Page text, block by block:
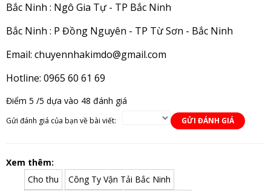
Bắc Ninh : Ngô Gia Tự - TP Bắc Ninh
Bắc Ninh : P Đồng Nguyên - TP Từ Sơn - Bắc Ninh
Email: chuyennhakimdo@gmail.com
Hotline: 0965 60 61 69
Điểm 5 /5 dựa vào 48 đánh giá
Gửi đánh giá của bạn về bài viết: GỬI ĐÁNH GIÁ
Xem thêm:
Cho thu
Công Ty Vận Tải Bắc Ninh